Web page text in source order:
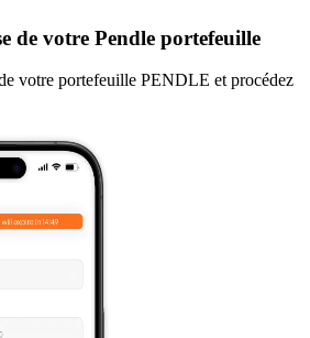
de votre Pendle portefeuille
votre portefeuille PENDLE et procédez